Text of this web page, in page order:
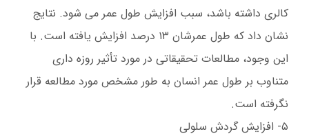
کالری داشته باشد، سبب افزایش طول عمر می شود. نتایج
نشان داد که طول عمرشان ۱۳ درصد افزایش یافته است. با
این وجود، مطالعات تحقیقاتی در مورد تأثیر روزه داری
متناوب بر طول عمر انسان به طور مشخص مورد مطالعه قرار
نگرفته است.
۵- افزایش گردش سلولی